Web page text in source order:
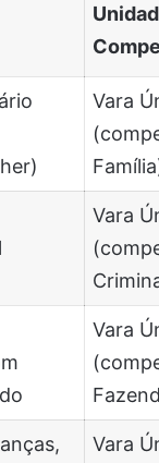
Vara
Vara
Vara
Vara